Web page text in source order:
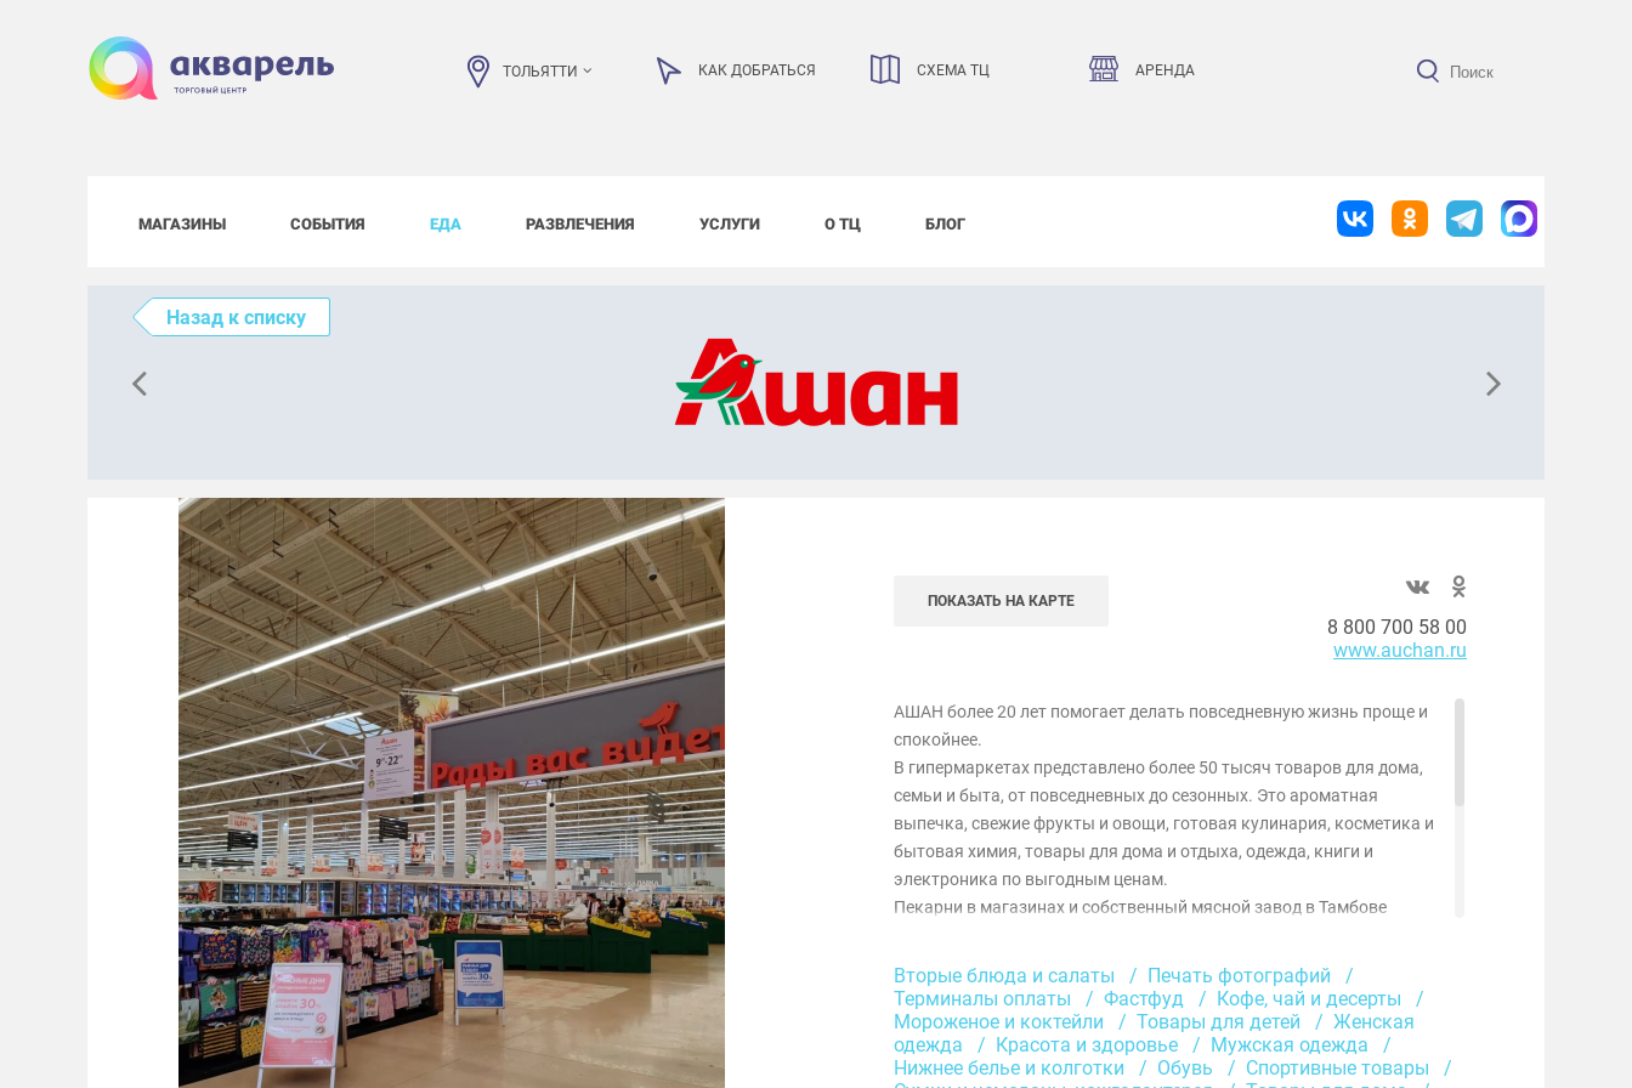
ТОЛЬЯТТИ КАК ДОБРАТЬСЯ СХЕМА ТЦ АРЕНДА
МАГАЗИНЫ СОБЫТИЯ ЕДА РАЗВЛЕЧЕНИЯ УСЛУГИ О ТЦ БЛОГ
Назад к списку
ПОКАЗАТЬ НА КАРТЕ
8 800 700 58 00
www.auchan.ru
АШАН более 20 лет помогает делать повседневную жизнь проще и
спокойнее.
В гипермаркетах представлено более 50 тысяч товаров для дома,
семьи и быта, от повседневных до сезонных. Это ароматная
выпечка, свежие фрукты и овощи, готовая кулинария, косметика и
бытовая химия, товары для дома и отдыха, одежда, книги и
электроника по выгодным ценам.
Пекарни в магазинах и собственный мясной завод в Тамбове
на любой вкус и кошелек, а также эксклюзивный импорт.
Программа лояльности с кешбэком до 70% и персональными
предложениями делает покупки не только удобными, но и
выгодными. Здесь есть всё, чтобы повседневные дела оставались
Вторые блюда и салаты
Печать фотографий
Терминалы оплаты
Фастфуд
Кофе, чай и десерты
Мороженое и коктейли
Товары для детей
Женская
одежда
Красота и здоровье
Мужская одежда
Нижнее белье и колготки
Обувь
Спортивные товары